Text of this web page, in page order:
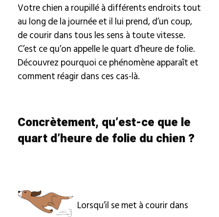
Votre chien a roupillé à différents endroits tout
au long de la journée et il lui prend, d’un coup,
de courir dans tous les sens à toute vitesse.
C’est ce qu’on appelle le quart d’heure de folie.
Découvrez pourquoi ce phénomène apparaît et
comment réagir dans ces cas-là.
Concrètement, qu’est-ce que le
quart d’heure de folie du chien ?
Lorsqu’il se met à courir dans